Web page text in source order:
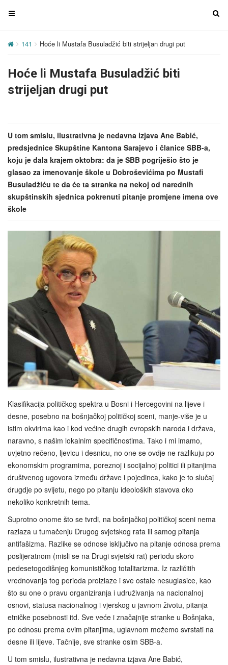
T
g
e
n
g
a
t
i
o
n
T
n
141 Hoće li Mustafa Busuladžić biti strijeljan drugi put
Hoće li Mustafa Busuladžić biti
strijeljan drugi put
U tom smislu, ilustrativna je nedavna izjava Ane Babić,
predsjednice Skupštine Kantona Sarajevo i članice SBB-a,
koju je dala krajem oktobra: da je SBB pogriješio što je
glasao za imenovanje škole u Dobroševićima po Mustafi
Busuladžiću te da će ta stranka na nekoj od narednih
skupštinskih sjednica pokrenuti pitanje promjene imena ove
škole
Klasifikacija političkog spektra u Bosni i Hercegovini na lijeve i
desne, posebno na bošnjačkoj političkoj sceni, manje-više je u
istim okvirima kao i kod većine drugih evropskih naroda i država,
naravno, s našim lokalnim specifičnostima. Tako i mi imamo,
uvjetno rečeno, ljevicu i desnicu, no one se ovdje ne razlikuju po
ekonomskim programima, poreznoj i socijalnoj politici ili pitanjima
društvenog ugovora između države i pojedinca, kako je to slučaj
drugdje po svijetu, nego po pitanju ideoloških stavova oko
nekoliko konkretnih tema.
Suprotno onome što se tvrdi, na bošnjačkoj političkoj sceni nema
razlaza u tumačenju Drugog svjetskog rata ili samog pitanja
antifašizma. Razlike se odnose isključivo na pitanje odnosa prema
poslijeratnom (misli se na Drugi svjetski rat) periodu skoro
pedesetogodišnjeg komunističkog totalitarizma. Iz različitih
vrednovanja tog perioda proizlaze i sve ostale nesuglasice, kao
što su one o pravu organiziranja i udruživanja na nacionalnoj
osnovi, statusa nacionalnog i vjerskog u javnom životu, pitanja
etničke posebnosti itd. Sve veće i značajnije stranke u Bošnjaka,
po odnosu prema ovim pitanjima, uglavnom možemo svrstati na
desne ili lijeve. Tačnije, sve stranke osim SBB-a.
U tom smislu, ilustrativna je nedavna izjava Ane Babić,